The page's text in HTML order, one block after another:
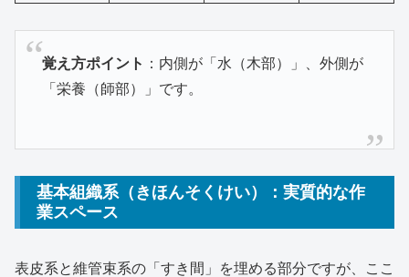
覚え方ポイント ：内側が「水（木部）」、外側が
「栄養（師部）」です。
基本組織系（きほんそくけい）：実質的な作
業スペース
表皮系と維管束系の「すき間」を埋める部分ですが、ここ